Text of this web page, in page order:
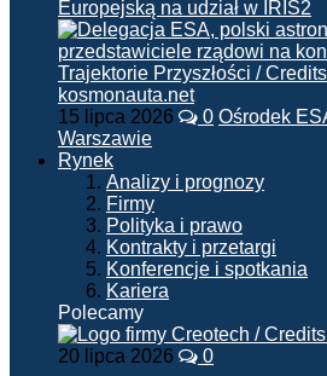
Europejską na udział w IRIS2
15 lipca 2026 0 Ośrodek
Warszawie
Rynek
Analizy i prognozy
Firmy
Polityka i prawo
Kontrakty i przetargi
Konferencje i spotkania
Kariera
Polecamy
20 lipca 2026 0